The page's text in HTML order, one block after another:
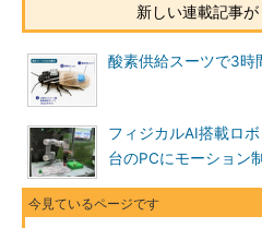
新しい連載記事
酸素供給スーツで3時
フィジカルAI搭載ロ
台のPCにモーション